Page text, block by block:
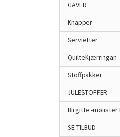
GAVER
Knapper
Servietter
QuilteKjærringan
Stoffpakker
JULESTOFFER
Birgitte -mønster
SE TILBUD